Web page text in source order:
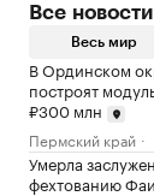
Все новости
Весь мир
В Ординском
построят
₽300 млн
Пермский край
Умерла
фехтованию